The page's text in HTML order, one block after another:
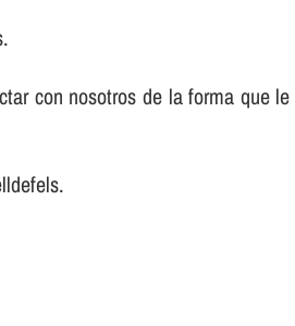
con nosotros de la forma que